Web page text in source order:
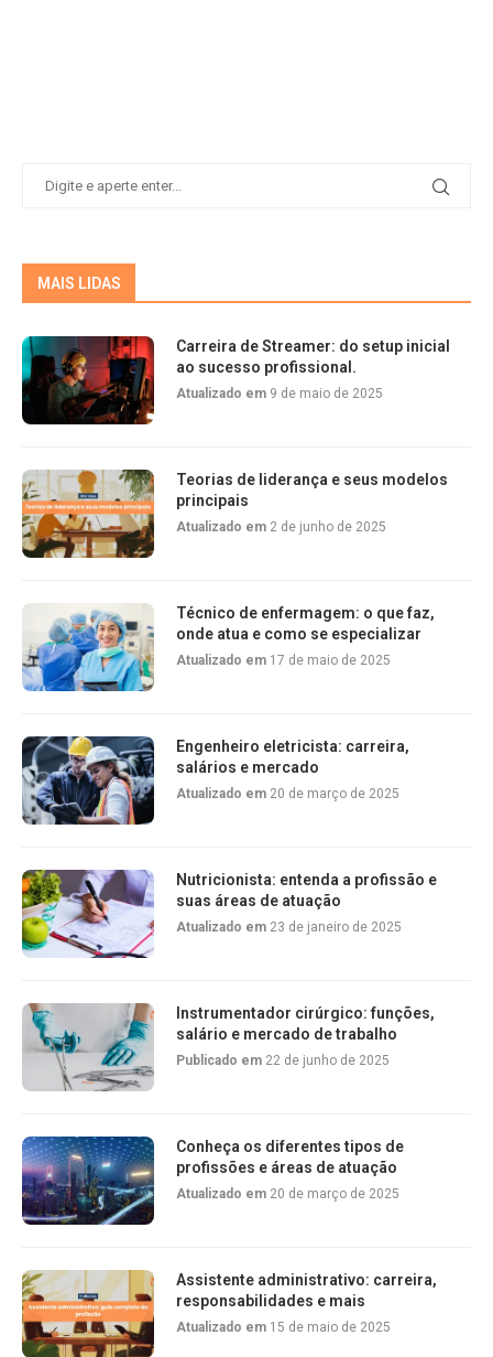
MAIS LIDAS
Carreira de Streamer: do setup inicial
ao sucesso profissional.
Atualizado em 9 de maio de 2025
Teorias de liderança e seus modelos
principais
Atualizado em 2 de junho de 2025
Técnico de enfermagem: o que faz,
onde atua e como se especializar
Atualizado em 17 de maio de 2025
Engenheiro eletricista: carreira,
salários e mercado
Atualizado em 20 de março de 2025
Nutricionista: entenda a profissão e
suas áreas de atuação
Atualizado em 23 de janeiro de 2025
Instrumentador cirúrgico: funções,
salário e mercado de trabalho
Publicado em 22 de junho de 2025
Conheça os diferentes tipos de
profissões e áreas de atuação
Atualizado em 20 de março de 2025
Assistente administrativo: carreira,
responsabilidades e mais
Atualizado em 15 de maio de 2025